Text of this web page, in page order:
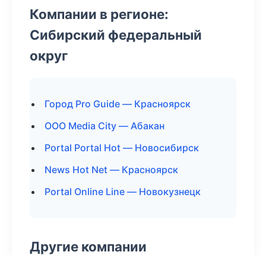
Компании в регионе:
Сибирский федеральный
округ
Город Pro Guide — Красноярск
ООО Media City — Абакан
Portal Portal Hot — Новосибирск
News Hot Net — Красноярск
Portal Online Line — Новокузнецк
Другие компании